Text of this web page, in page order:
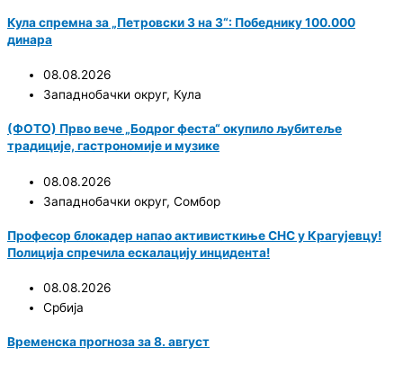
Кула спремна за „Петровски 3 на 3“: Победнику 100.000
динара
08.08.2026
Западнобачки округ, Кула
(ФОТО) Прво вече „Бодрог феста“ окупило љубитеље
традиције, гастрономије и музике
08.08.2026
Западнобачки округ, Сомбор
Професор блокадер напао активисткиње СНС у Крагујевцу!
Полиција спречила ескалацију инцидента!
08.08.2026
Србија
Временска прогноза за 8. август